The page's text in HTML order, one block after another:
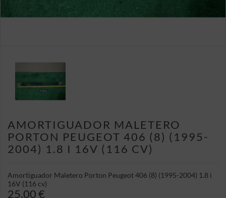
AMORTIGUADOR MALETERO
PORTON PEUGEOT 406 (8) (1995-
2004) 1.8 I 16V (116 CV)
Amortiguador Maletero Porton Peugeot 406 (8) (1995-2004) 1.8 i
16V (116 cv)
25,00 €